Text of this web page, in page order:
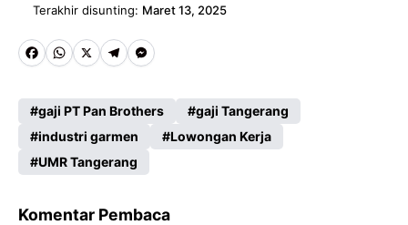
Terakhir disunting: Maret 13, 2025
Fa
b
o
o
k
W
ts
A
p
X
Te
gr
a
m
M
se
n
g
er
gaji PT Pan Brothers
gaji Tangerang
industri garmen
Lowongan Kerja
UMR Tangerang
Komentar Pembaca